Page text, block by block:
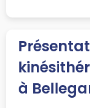
à